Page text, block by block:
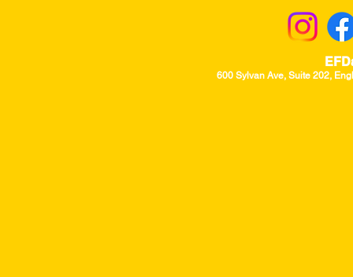
600 Sylvan Ave, Suite 202,